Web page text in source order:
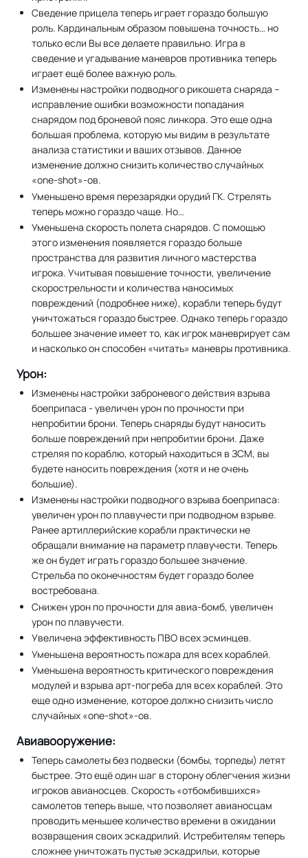
Сведение прицела теперь играет гораздо большую
роль. Кардинальным образом повышена точность… но
только если Вы все делаете правильно. Игра в
сведение и угадывание маневров противника теперь
играет ещё более важную роль.
Изменены настройки подводного рикошета снаряда –
исправление ошибки возможности попадания
снарядом под броневой пояс линкора. Это еще одна
большая проблема, которую мы видим в результате
анализа статистики и ваших отзывов. Данное
изменение должно снизить количество случайных
«one-shot»-ов.
Уменьшено время перезарядки орудий ГК. Стрелять
теперь можно гораздо чаще. Но…
Уменьшена скорость полета снарядов. С помощью
этого изменения появляется гораздо больше
пространства для развития личного мастерства
игрока. Учитывая повышение точности, увеличение
скорострельности и количества наносимых
повреждений (подробнее ниже), корабли теперь будут
уничтожаться гораздо быстрее. Однако теперь гораздо
большее значение имеет то, как игрок маневрирует сам
и насколько он способен «читать» маневры противника.
Урон:
Изменены настройки заброневого действия взрыва
боеприпаса - увеличен урон по прочности при
непробитии брони. Теперь снаряды будут наносить
больше повреждений при непробитии брони. Даже
стреляя по кораблю, который находиться в ЗСМ, вы
будете наносить повреждения (хотя и не очень
большие).
Изменены настройки подводного взрыва боеприпаса:
увеличен урон по плавучести при подводном взрыве.
Ранее артиллерийские корабли практически не
обращали внимание на параметр плавучести. Теперь
же он будет играть гораздо большее значение.
Стрельба по оконечностям будет гораздо более
востребована.
Снижен урон по прочности для авиа-бомб, увеличен
урон по плавучести.
Увеличена эффективность ПВО всех эсминцев.
Уменьшена вероятность пожара для всех кораблей.
Уменьшена вероятность критического повреждения
модулей и взрыва арт-погреба для всех кораблей. Это
еще одно изменение, которое должно снизить число
случайных «one-shot»-ов.
Авиавооружение:
Теперь самолеты без подвески (бомбы, торпеды) летят
быстрее. Это ещё один шаг в сторону облегчения жизни
игроков авианосцев. Скорость «отбомбившихся»
самолетов теперь выше, что позволяет авианосцам
проводить меньшее количество времени в ожидании
возвращения своих эскадрилий. Истребителям теперь
сложнее уничтожать пустые эскадрильи, которые